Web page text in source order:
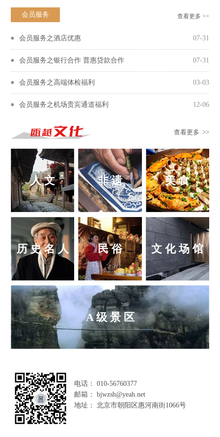
会员服务 查看更多 >>
会员服务之酒店优惠 07-31
会员服务之银行合作 普惠贷款合作 07-31
会员服务之高端体检福利 03-03
会员服务之机场贵宾通道福利 12-06
查看更多 >>
人 文 非 遗 美 食
历 史 名 人 民 俗 文 化 场 馆
A 级 景 区
电话： 010-56760377
邮箱： bjwzsh@yeah.net
地址： 北京市朝阳区惠河南街1066号